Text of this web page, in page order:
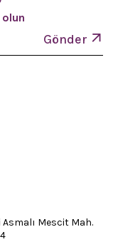
Gönder
Mescit Mah.